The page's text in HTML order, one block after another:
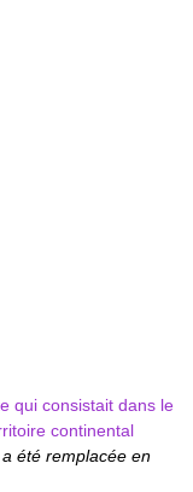
qui consistait dans le
continental
été remplacée en